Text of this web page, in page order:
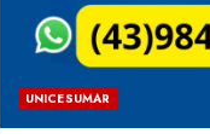
UNICESUMAR